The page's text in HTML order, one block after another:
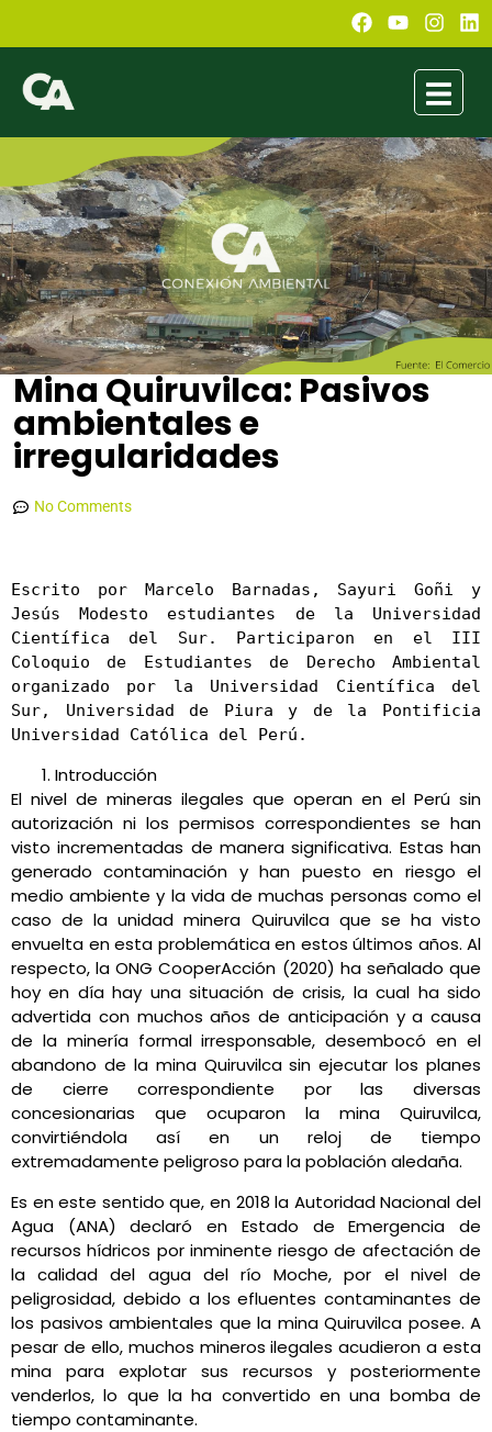
Mina Quiruvilca: Pasivos
ambientales e
irregularidades
No Comments
Escrito por Marcelo Barnadas, Sayuri Goñi y
Jesús Modesto estudiantes de la Universidad
Científica del Sur. Participaron en el III
Coloquio de Estudiantes de Derecho Ambiental
organizado por la Universidad Científica del
Sur, Universidad de Piura y de la Pontificia
Universidad Católica del Perú.
Introducción
El nivel de mineras ilegales que operan en el Perú sin
autorización ni los permisos correspondientes se han
visto incrementadas de manera significativa. Estas han
generado contaminación y han puesto en riesgo el
medio ambiente y la vida de muchas personas como el
caso de la unidad minera Quiruvilca que se ha visto
envuelta en esta problemática en estos últimos años. Al
respecto, la ONG CooperAcción (2020) ha señalado que
hoy en día hay una situación de crisis, la cual ha sido
advertida con muchos años de anticipación y a causa
de la minería formal irresponsable, desembocó en el
abandono de la mina Quiruvilca sin ejecutar los planes
de cierre correspondiente por las diversas
concesionarias que ocuparon la mina Quiruvilca,
convirtiéndola así en un reloj de tiempo
extremadamente peligroso para la población aledaña.
Es en este sentido que, en 2018 la Autoridad Nacional del
Agua (ANA) declaró en Estado de Emergencia de
recursos hídricos por inminente riesgo de afectación de
la calidad del agua del río Moche, por el nivel de
peligrosidad, debido a los efluentes contaminantes de
los pasivos ambientales que la mina Quiruvilca posee. A
pesar de ello, muchos mineros ilegales acudieron a esta
mina para explotar sus recursos y posteriormente
venderlos, lo que la ha convertido en una bomba de
tiempo contaminante.